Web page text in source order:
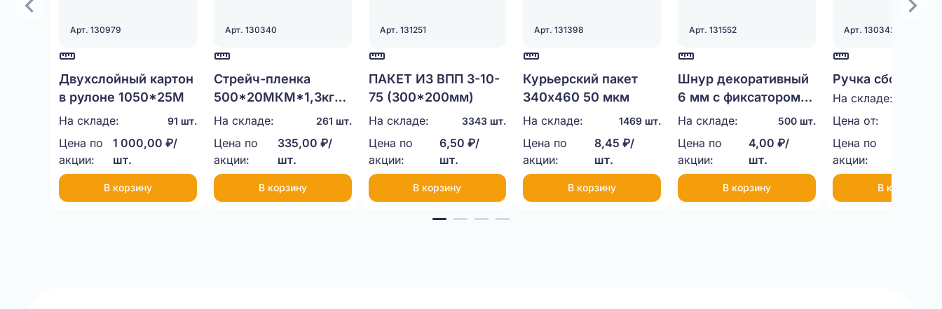
Арт. 130979
Двухслойный картон
в рулоне 1050*25М
На складе: 91 шт.
Цена по
акции:
1 000,00 ₽/
шт.
В корзину
Арт. 130340
Стрейч-пленка
500*20МКМ*1,3кг
НЕТТО
На складе: 261 шт.
Цена по
акции:
335,00 ₽/
шт.
В корзину
Арт. 131251
ПАКЕТ ИЗ ВПП 3-10-
75 (300*200мм)
На складе: 3343 шт.
Цена по
акции:
6,50 ₽/
шт.
В корзину
Арт. 131398
Курьерский пакет
340х460 50 мкм
На складе: 1469 шт.
Цена по
акции:
8,45 ₽/
шт.
В корзину
Арт. 131552
Шнур декоративный
6 мм с фиксатором
35 см
На складе: 500 шт.
Цена по
акции:
4,00 ₽/
шт.
В корзину
Арт. 130342
Ручка сборная
пластиковая
На складе:
Цена от:
Цена по
акции:
В корзину